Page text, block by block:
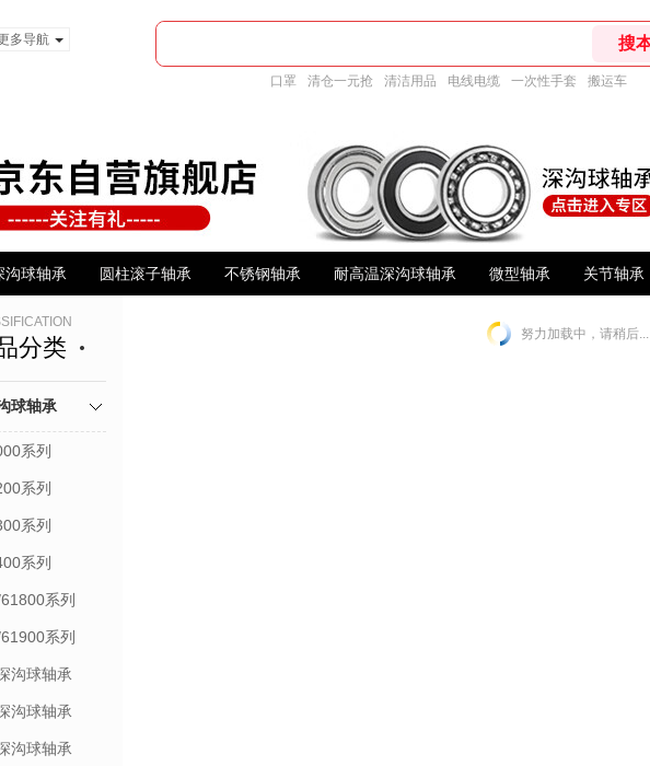
多导航
口罩 清仓一元抢 清洁用品 电线电缆 一次性手套 搬运车
沟球轴承 圆柱滚子轴承 不锈钢轴承 耐高温深沟球轴承 微型轴承 关节轴承
分类
球轴承
系列
系列
系列
系列
系列
系列
沟球轴承
沟球轴承
沟球轴承
努力加载中，请稍后...